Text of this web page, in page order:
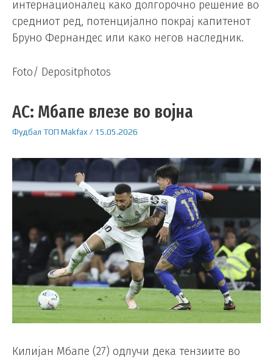
интернационалец како долгорочно решение во
средниот ред, потенцијално покрај капитенот
Бруно Фернандес или како негов наследник.
Foto/ Depositphotos
АС: Мбапе влезе во војна
Фудбал ТОП Makfax / 15.05.2026
Килијан Мбапе (27) одлучи дека тензиите во